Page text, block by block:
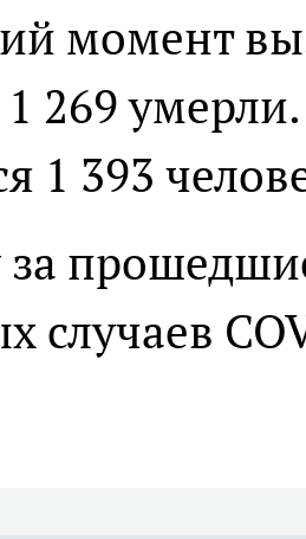
момент
1 269
1 393
случаев